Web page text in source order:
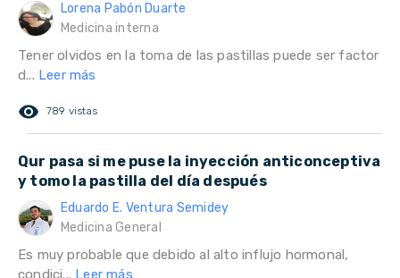
Lorena Pabón Duarte
Medicina interna
Tener olvidos en la toma de las pastillas puede ser factor
d... Leer más
remove_red_eye 789 vistas
Qur pasa si me puse la inyección anticonceptiva
y tomo la pastilla del día después
Eduardo E. Ventura Semidey
Medicina General
Es muy probable que debido al alto influjo hormonal,
condici... Leer más